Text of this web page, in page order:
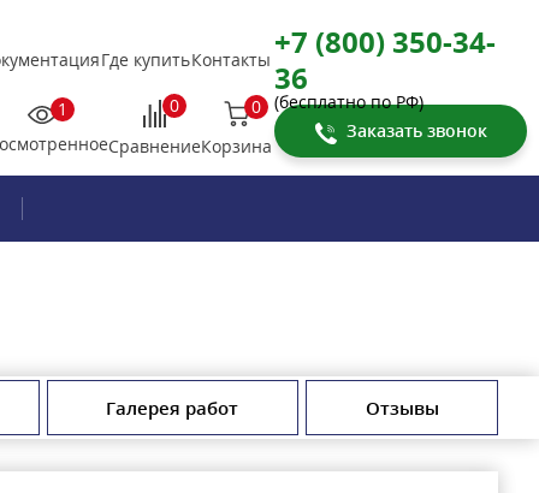
Где купитьКонтакты +7 (800) 350-34-
36
(бесплатно по РФ)
1
0
Сравнение
0
Корзина
Заказать звонок
Галерея работ Отзывы